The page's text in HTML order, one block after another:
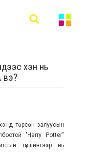
хэн нь
төрсөн залуусын
"Harry Potter"
түвшингээр нь